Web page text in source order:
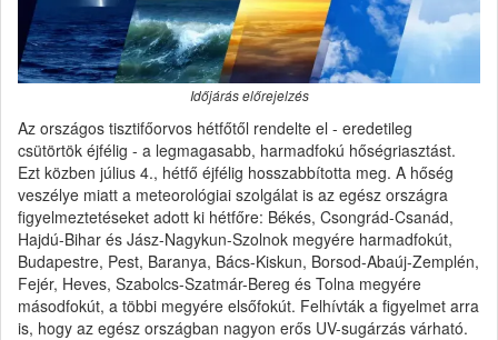
Időjárás előrejelzés
Az országos tisztifőorvos hétfőtől rendelte el - eredetileg
csütörtök éjfélig - a legmagasabb, harmadfokú hőségriasztást.
Ezt közben július 4., hétfő éjfélig hosszabbította meg. A hőség
veszélye miatt a meteorológiai szolgálat is az egész országra
figyelmeztetéseket adott ki hétfőre: Békés, Csongrád-Csanád,
Hajdú-Bihar és Jász-Nagykun-Szolnok megyére harmadfokút,
Budapestre, Pest, Baranya, Bács-Kiskun, Borsod-Abaúj-Zemplén,
Fejér, Heves, Szabolcs-Szatmár-Bereg és Tolna megyére
másodfokút, a többi megyére elsőfokút. Felhívták a figyelmet arra
is, hogy az egész országban nagyon erős UV-sugárzás várható.